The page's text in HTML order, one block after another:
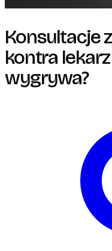
Konsultacje
kontra
wygrywa?